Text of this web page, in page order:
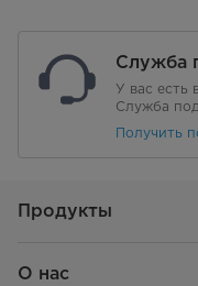
Служба
У вас есть
Служба
Получить
Продукты
О нас